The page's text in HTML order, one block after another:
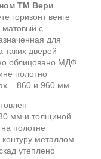
ТМ Вери
горизонт венге
матовый с
для
дверей
облицовано МДФ
полотно
– 860 и 960 мм.
мм и толщиной
полотне
металлом
утеплено